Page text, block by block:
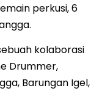
perkusi, 6
kolaborasi
Drummer,
Barungan Igel,